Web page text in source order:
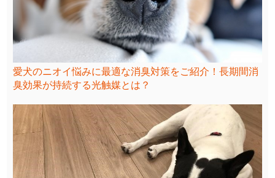
愛犬のニオイ悩みに最適な消臭対策をご紹介！長期間消
臭効果が持続する光触媒とは？